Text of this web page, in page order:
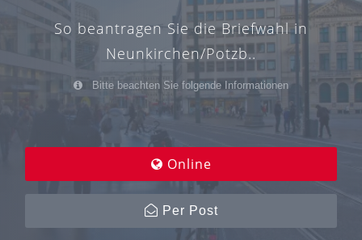
So beantragen Sie die Briefwahl in
Neunkirchen/Potzb..
Bitte beachten Sie folgende Informationen
Online
Per Post